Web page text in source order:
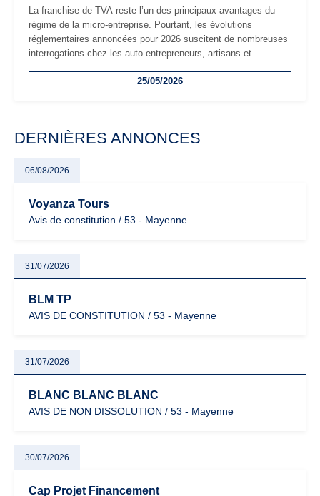
La franchise de TVA reste l’un des principaux avantages du
régime de la micro-entreprise. Pourtant, les évolutions
réglementaires annoncées pour 2026 suscitent de nombreuses
interrogations chez les auto-entrepreneurs, artisans et
facturation ou risque de bascule vers la TVA : les règles
25/05/2026
DERNIÈRES ANNONCES
06/08/2026
Voyanza Tours
Avis de constitution / 53 - Mayenne
31/07/2026
BLM TP
AVIS DE CONSTITUTION / 53 - Mayenne
31/07/2026
BLANC BLANC BLANC
AVIS DE NON DISSOLUTION / 53 - Mayenne
30/07/2026
Cap Projet Financement